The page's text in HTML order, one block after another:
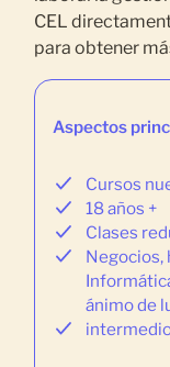
CEL
para obtener
Aspectos
Cursos
18 años +
Clases
Negocios,
ánimo de